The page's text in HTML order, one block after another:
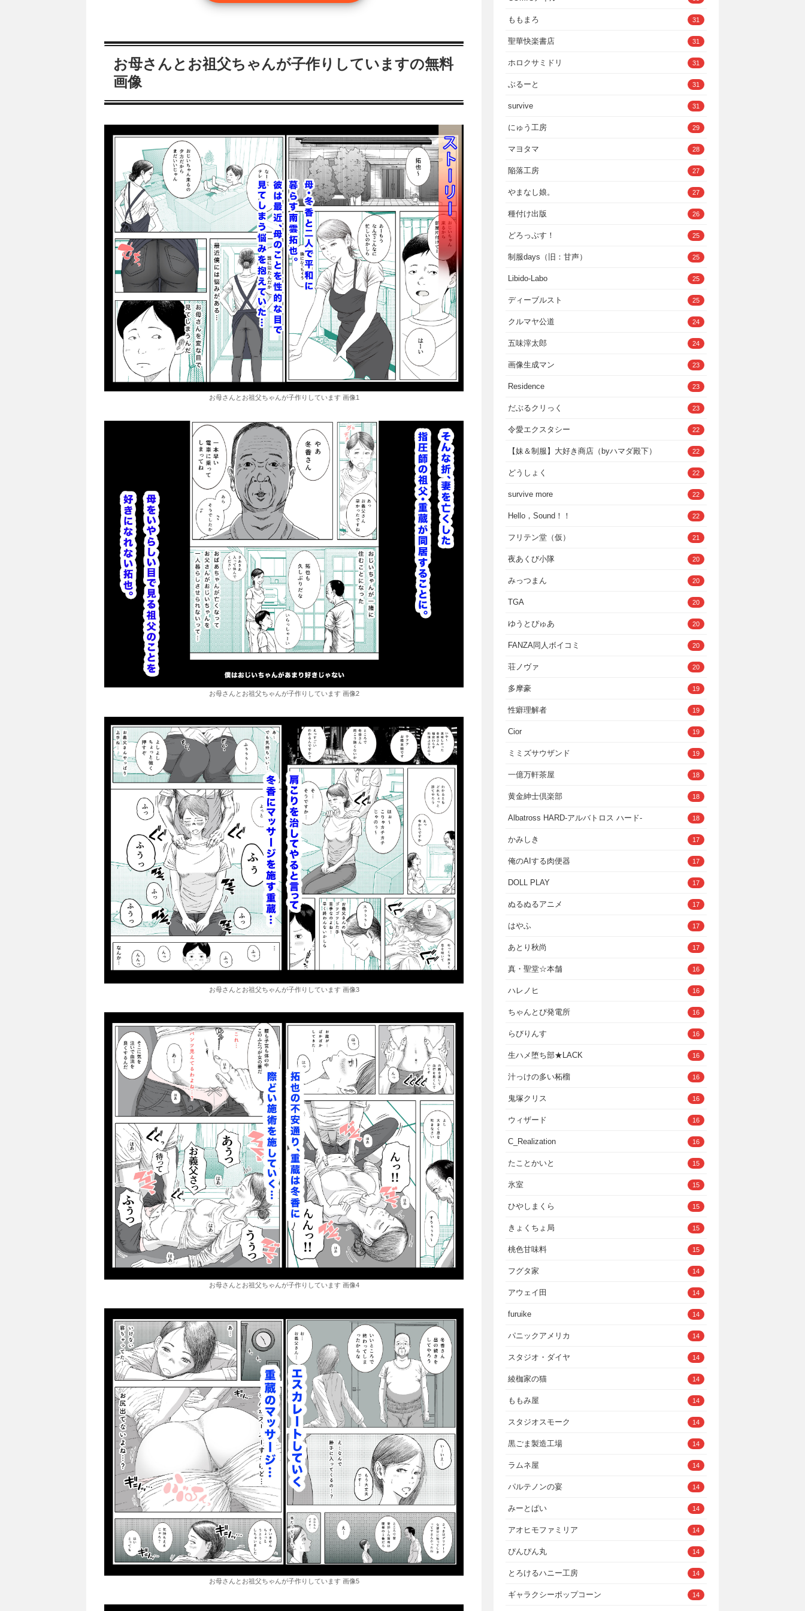
お母さんとお祖父ちゃんが子作りしていますの無料
画像
お母さんとお祖父ちゃんが子作りしています 画像1
お母さんとお祖父ちゃんが子作りしています 画像2
お母さんとお祖父ちゃんが子作りしています 画像3
お母さんとお祖父ちゃんが子作りしています 画像4
お母さんとお祖父ちゃんが子作りしています 画像5
ももまろ 31
聖華快楽書店 31
ホロクサミドリ 31
ぶるーと 31
survive 31
にゅう工房 29
マヨタマ 28
陥落工房 27
やまなし娘。 27
種付け出版 26
どろっぷす！ 25
制服days（旧：甘声） 25
Libido-Labo 25
ディーブルスト 25
クルマヤ公道 24
五味滓太郎 24
画像生成マン 23
Residence 23
だぶるクリっく 23
令愛エクスタシー 22
【妹＆制服】大好き商店（byハマダ殿下） 22
どうしょく 22
survive more 22
Hello，Sound！！ 22
フリテン堂（仮） 21
夜あくび小隊 20
みっつまん 20
TGA 20
ゆうとぴゅあ 20
FANZA同人ボイコミ 20
荘ノヴァ 20
多摩豪 19
性癖理解者 19
Cior 19
ミミズサウザンド 19
一億万軒茶屋 18
黄金紳士倶楽部 18
Albatross HARD‐アルバトロス ハード‐ 18
かみしき 17
俺のAIする肉便器 17
DOLL PLAY 17
ぬるぬるアニメ 17
はやふ 17
あとり秋尚 17
真・聖堂☆本舗 16
ハレノヒ 16
ちゃんとぴ発電所 16
らびりんす 16
生ハメ堕ち部★LACK 16
汁っけの多い柘榴 16
鬼塚クリス 16
ウィザード 16
C_Realization 16
たことかいと 15
氷室 15
ひやしまくら 15
きょくちょ局 15
桃色甘味料 15
フグタ家 14
アウェイ田 14
furuike 14
パニックアメリカ 14
スタジオ・ダイヤ 14
綾枷家の猫 14
ももみ屋 14
スタジオスモーク 14
黒ごま製造工場 14
ラムネ屋 14
パルテノンの宴 14
みーとぱい 14
アオヒモファミリア 14
ぴんぴん丸 14
とろけるハニー工房 14
ギャラクシーポップコーン 14